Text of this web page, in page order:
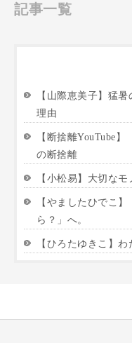
記事一覧
【山際恵美子】猛
理由
【断捨離YouTube
の断捨離
【小松易】大切な
【やましたひでこ
ら？」へ。
【ひろたゆきこ】